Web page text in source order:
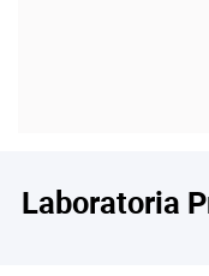
Laboratoria